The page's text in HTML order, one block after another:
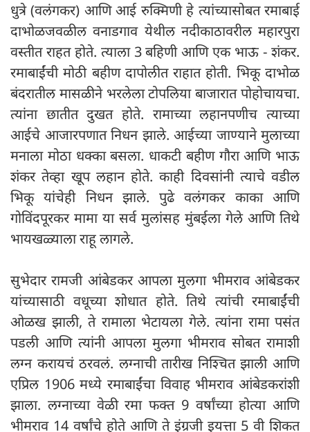
धुत्रे (वलंगकर) आणि आई रुक्मिणी हे त्यांच्यासोबत रमाबाई
दाभोळजवळील वनाडगाव येथील नदीकाठावरील महारपुरा
वस्तीत राहत होते. त्याला 3 बहिणी आणि एक भाऊ - शंकर.
रमाबाईंची मोठी बहीण दापोलीत राहात होती. भिकू दाभोळ
बंदरातील मासळीने भरलेला टोपलिया बाजारात पोहोचायचा.
त्यांना छातीत दुखत होते. रामाच्या लहानपणीच त्याच्या
आईचे आजारपणात निधन झाले. आईच्या जाण्याने मुलाच्या
मनाला मोठा धक्का बसला. धाकटी बहीण गौरा आणि भाऊ
शंकर तेव्हा खूप लहान होते. काही दिवसांनी त्याचे वडील
भिकू यांचेही निधन झाले. पुढे वलंगकर काका आणि
गोविंदपूरकर मामा या सर्व मुलांसह मुंबईला गेले आणि तिथे
भायखळ्याला राहू लागले.
सुभेदार रामजी आंबेडकर आपला मुलगा भीमराव आंबेडकर
यांच्यासाठी वधूच्या शोधात होते. तिथे त्यांची रमाबाईंची
ओळख झाली, ते रामाला भेटायला गेले. त्यांना रामा पसंत
पडली आणि त्यांनी आपला मुलगा भीमराव सोबत रामाशी
लग्न करायचं ठरवलं. लग्नाची तारीख निश्चित झाली आणि
एप्रिल 1906 मध्ये रमाबाईंचा विवाह भीमराव आंबेडकरांशी
झाला. लग्नाच्या वेळी रमा फक्त 9 वर्षांच्या होत्या आणि
भीमराव 14 वर्षांचे होते आणि ते इंग्रजी इयत्ता 5 वी शिकत